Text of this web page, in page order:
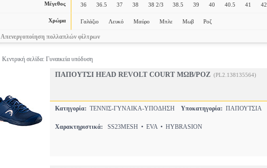
Μέγεθος 36 36.5 37 38 38 2/3 38.5 39 40 40.5 41 42
Χρώμα Γαλάζιο Λευκό Μαύρο Μπλε Μωβ Ροζ
Απενεργοποίηση πολλαπλών φίλτρων
Κεντρική σελίδα: Γυναικεία υπόδυση
ΠΑΠΟΥΤΣΙ HEAD REVOLT COURT ΜΩΒ/ΡΟΖ (PL2.138135564)
Κατηγορία: ΤΕΝΝΙΣ-ΓΥΝΑΙΚΑ-ΥΠΟΔΗΣΗ Υποκατηγορία: ΠΑΠΟΥΤΣΙΑ
Χαρακτηριστικά: SS23MESH • EVA • HYBRASION